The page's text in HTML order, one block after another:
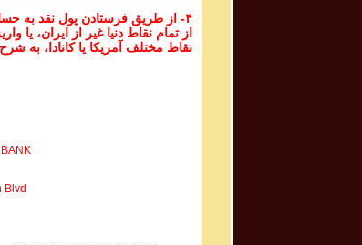
۴- از طریق فرستادن پول نقد به
نقاط مختلف آمریکا یا کانادا، به
Blvd